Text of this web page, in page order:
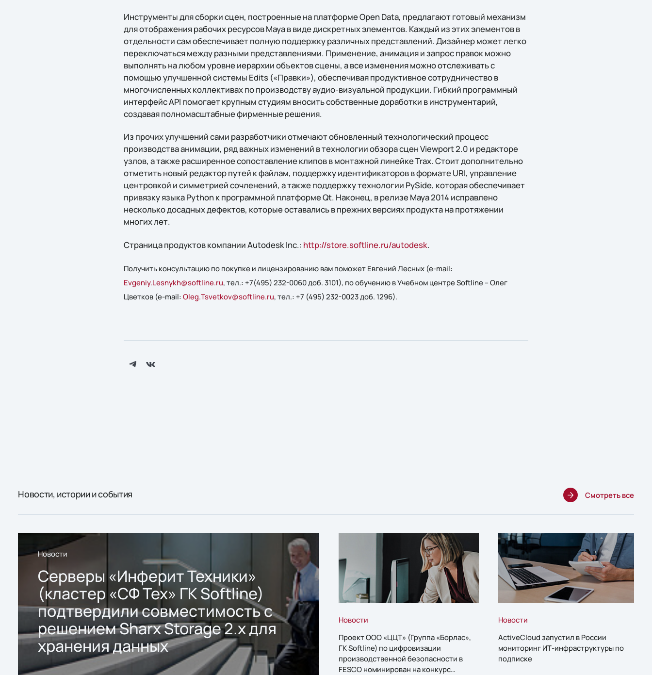
Инструменты для сборки сцен, построенные на платформе Open Data, предлагают готовый механизм
для отображения рабочих ресурсов Maya в виде дискретных элементов. Каждый из этих элементов в
отдельности сам обеспечивает полную поддержку различных представлений. Дизайнер может легко
переключаться между разными представлениями. Применение, анимация и запрос правок можно
выполнять на любом уровне иерархии объектов сцены, а все изменения можно отслеживать с
помощью улучшенной системы Edits («Правки»), обеспечивая продуктивное сотрудничество в
многочисленных коллективах по производству аудио-визуальной продукции. Гибкий программный
интерфейс API помогает крупным студиям вносить собственные доработки в инструментарий,
создавая полномасштабные фирменные решения.
Из прочих улучшений сами разработчики отмечают обновленный технологический процесс
производства анимации, ряд важных изменений в технологии обзора сцен Viewport 2.0 и редакторе
узлов, а также расширенное сопоставление клипов в монтажной линейке Trax. Стоит дополнительно
отметить новый редактор путей к файлам, поддержку идентификаторов в формате URI, управление
центровкой и симметрией сочленений, а также поддержку технологии PySide, которая обеспечивает
привязку языка Python к программной платформе Qt. Наконец, в релизе Maya 2014 исправлено
несколько досадных дефектов, которые оставались в прежних версиях продукта на протяжении
многих лет.
Страница продуктов компании Autodesk Inc.: http://store.softline.ru/autodesk.
Получить консультацию по покупке и лицензированию вам поможет Евгений Лесных (e-mail:
Evgeniy.Lesnykh@softline.ru, тел.: +7(495) 232-0060 доб. 3101), по обучению в Учебном центре Softline – Олег
Цветков (e-mail: Oleg.Tsvetkov@softline.ru, тел.: +7 (495) 232-0023 доб. 1296).
Новости, истории и события Смотреть все
Новости
Серверы «Инферит Техники»
(кластер «СФ Тех» ГК Softline)
подтвердили совместимость с
решением Sharx Storage 2.x для
хранения данных
Новости
Проект ООО «ЦЦТ» (Группа «Борлас»,
ГК Softline) по цифровизации
производственной безопасности в
FESCO номинирован на конкурс
Новости
ActiveCloud запустил в России
мониторинг ИТ-инфраструктуры по
подписке